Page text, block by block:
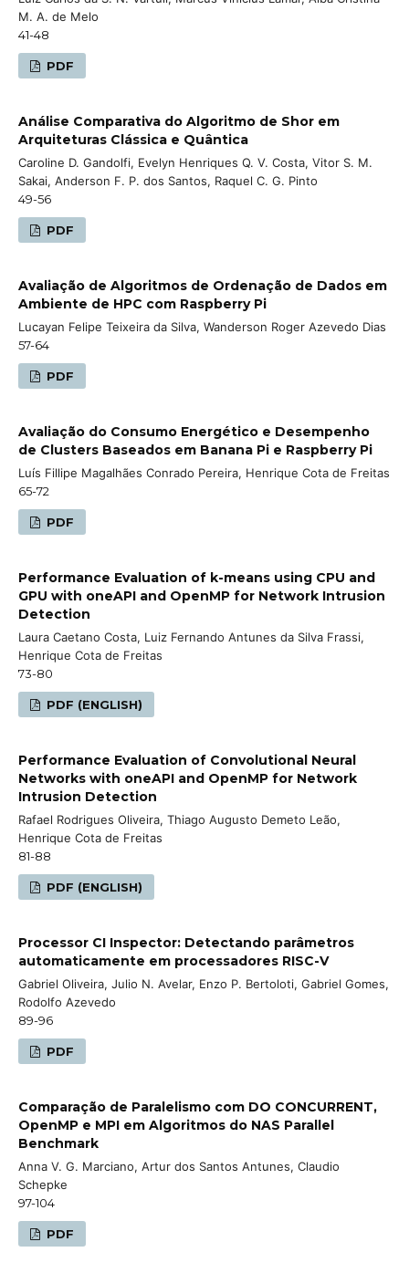
M. A. de Melo
41-48
PDF
Análise Comparativa do Algoritmo de Shor em
Arquiteturas Clássica e Quântica
Caroline D. Gandolfi, Evelyn Henriques Q. V. Costa, Vitor S. M.
Sakai, Anderson F. P. dos Santos, Raquel C. G. Pinto
49-56
PDF
Avaliação de Algoritmos de Ordenação de Dados em
Ambiente de HPC com Raspberry Pi
Lucayan Felipe Teixeira da Silva, Wanderson Roger Azevedo Dias
57-64
PDF
Avaliação do Consumo Energético e Desempenho
de Clusters Baseados em Banana Pi e Raspberry Pi
Luís Fillipe Magalhães Conrado Pereira, Henrique Cota de Freitas
65-72
PDF
Performance Evaluation of k-means using CPU and
GPU with oneAPI and OpenMP for Network Intrusion
Detection
Laura Caetano Costa, Luiz Fernando Antunes da Silva Frassi,
Henrique Cota de Freitas
73-80
PDF (ENGLISH)
Performance Evaluation of Convolutional Neural
Networks with oneAPI and OpenMP for Network
Intrusion Detection
Rafael Rodrigues Oliveira, Thiago Augusto Demeto Leão,
Henrique Cota de Freitas
81-88
PDF (ENGLISH)
Processor CI Inspector: Detectando parâmetros
automaticamente em processadores RISC-V
Gabriel Oliveira, Julio N. Avelar, Enzo P. Bertoloti, Gabriel Gomes,
Rodolfo Azevedo
89-96
PDF
Comparação de Paralelismo com DO CONCURRENT,
OpenMP e MPI em Algoritmos do NAS Parallel
Benchmark
Anna V. G. Marciano, Artur dos Santos Antunes, Claudio
Schepke
97-104
PDF